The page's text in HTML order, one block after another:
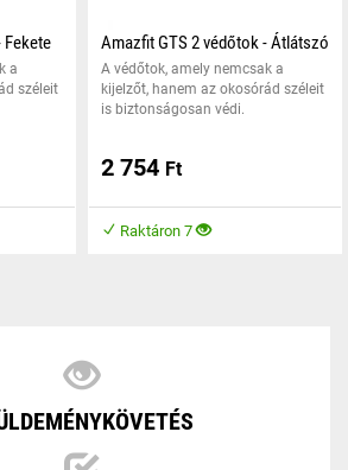
a
széleit
Amazfit GTS 2 védőtok - Átlátszó
A védőtok, amely nemcsak a
kijelzőt, hanem az okosórád széleit
is biztonságosan védi.
2 754 Ft
Raktáron 7